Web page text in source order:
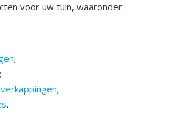
voor uw tuin, waaronder:
;
;
;
.